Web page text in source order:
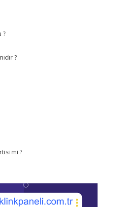
?
?
mi ?